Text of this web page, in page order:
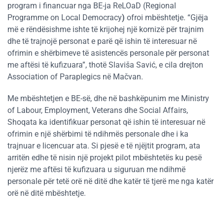
program i financuar nga BE-ja ReLOaD (Regional
Programme on Local Democracy) ofroi mbështetje. “Gjëja
më e rëndësishme ishte të krijohej një kornizë për trajnim
dhe të trajnojë personat e parë që ishin të interesuar në
ofrimin e shërbimeve të asistencës personale për personat
me aftësi të kufizuara”, thotë Slaviša Savić, e cila drejton
Association of Paraplegics në Mačvan.
Me mbështetjen e BE-së, dhe në bashkëpunim me Ministry
of Labour, Employment, Veterans dhe Social Affairs,
Shoqata ka identifikuar personat që ishin të interesuar në
ofrimin e një shërbimi të ndihmës personale dhe i ka
trajnuar e licencuar ata. Si pjesë e të njëjtit program, ata
arritën edhe të nisin një projekt pilot mbështetës ku pesë
njerëz me aftësi të kufizuara u siguruan me ndihmë
personale për tetë orë në ditë dhe katër të tjerë me nga katër
orë në ditë mbështetje.